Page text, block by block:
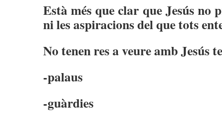
Està més que clar que Jesús no
ni les aspiracions del que tots
No tenen res a veure amb Jesús
-palaus
-guàrdies